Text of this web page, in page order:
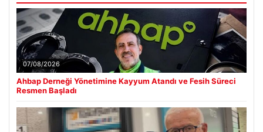
07/08/2026
Ahbap Derneği Yönetimine Kayyum Atandı ve Fesih Süreci
Resmen Başladı